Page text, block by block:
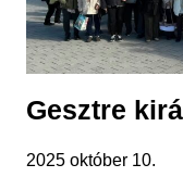
Gesztre
2025 október 10.